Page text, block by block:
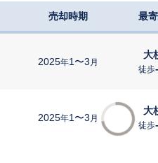
売却時期 最
2025年1〜3 月
大
徒歩-
2025年1〜3 月
大
徒歩-